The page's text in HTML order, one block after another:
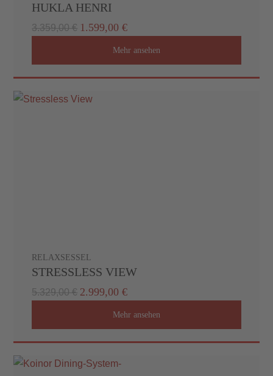
HUKLA HENRI
3.359,00 € 1.599,00 €
Mehr ansehen
RELAXSESSEL
STRESSLESS VIEW
5.329,00 € 2.999,00 €
Mehr ansehen